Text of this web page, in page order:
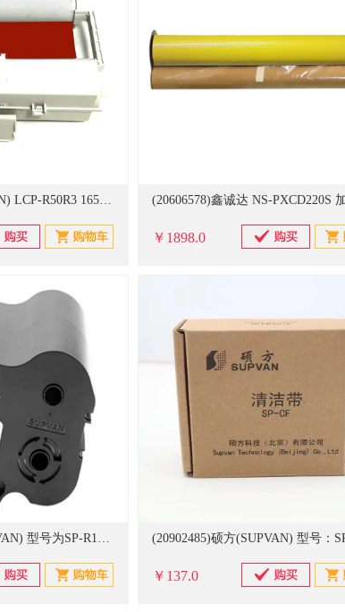
(659674)硕方(SUPVAN) LCP-R50R3 165mm*50m 红色 适用LCP8150标签打印机 色带(单位：卷)
￥1898.0
(20902484)硕方(SUPVAN) 型号为SP-R1301BU，130米/卷 蓝色 色带(单位：卷)
￥137.0